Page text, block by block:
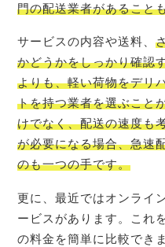
門の配送業者があること
サービスの内容や送料、
かどうかをしっかり確認
よりも、軽い荷物をデリ
トを持つ業者を選ぶこと
けでなく、配送の速度も
が必要になる場合、急速
のも一つの手です。
更に、最近ではオンライ
ービスがあります。これ
の料金を簡単に比較でき